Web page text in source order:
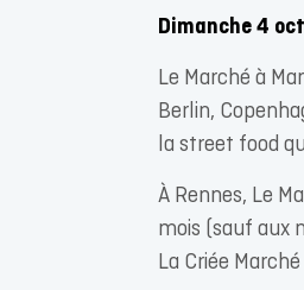
Dimanche 4
Le Marché à
Berlin,
la street food
À Rennes, Le
mois (sauf aux
La Criée